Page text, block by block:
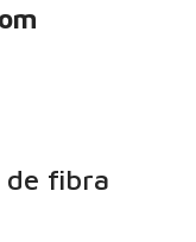
de fibra